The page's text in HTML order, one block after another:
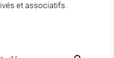
et associatifs.